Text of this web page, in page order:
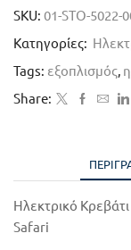
SKU: 01-STO-5022-
Κατηγορίες:
Tags: εξοπλισμός,
Share:
Ηλεκτρικό
Safari